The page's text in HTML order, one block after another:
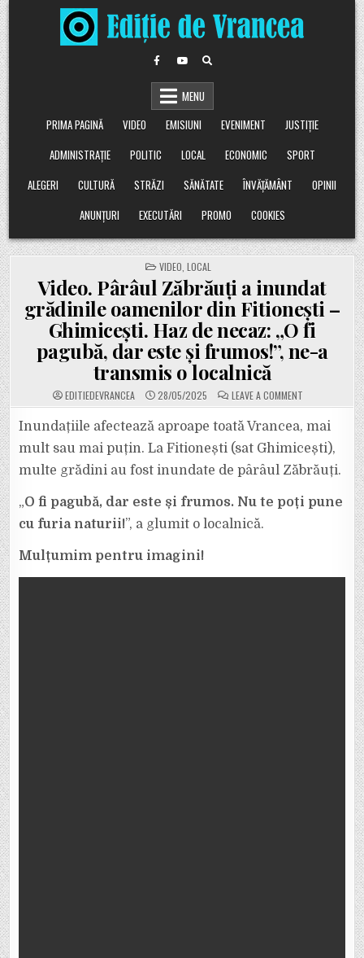
Skip
to
content
MENU
PRIMA PAGINĂ
VIDEO EMISIUNI EVENIMENT
JUSTIȚIE
ADMINISTRAȚIE
POLITIC LOCAL ECONOMIC
SPORT
ALEGERI
CULTURĂ STRĂZI SĂNĂTATE ÎNVĂȚĂMÂNT
OPINII
ANUNȚURI
EXECUTĂRI PROMO COOKIES
POSTED
IN
VIDEO LOCAL
Video. Pârâul Zăbrăuți a inundat
grădinile oamenilor din Fitionești –
Ghimicești. Haz de necaz: „O fi
pagubă, dar este și frumos!”, ne-a
transmis o localnică
EDITIEDEVRANCEA 28/05/2025 LEAVE A COMMENT
VIDEO.
ZĂBRĂUȚI
A
INUNDAT
GRĂDINILE
OAMENILOR
DIN
FITIONEȘTI
GHIMICEȘTI.
HAZ
ESTE
Inundațiile afectează aproape toată Vrancea, mai
mult sau mai puțin. La Fitionești (sat Ghimicești),
multe grădini au fost inundate de pârâul Zăbrăuți.
„O fi pagubă, dar este și frumos. Nu te poți pune
cu furia naturii!”, a glumit o localnică.
Mulțumim pentru imagini!